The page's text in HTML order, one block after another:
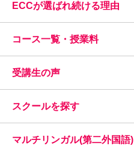
ECCが選ばれ続ける理由
コース一覧・授業料
受講生の声
スクールを探す
マルチリンガル(第二外国語)